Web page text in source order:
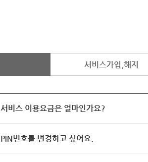
서비스가입,해지
서비스 이용요금은 얼마인가요?
PIN번호를 변경하고 싶어요.